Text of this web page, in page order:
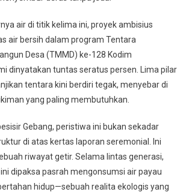
air di titik kelima ini, proyek ambisius
air bersih dalam program Tentara
Desa (TMMD) ke-128 Kodim
dinyatakan tuntas seratus persen. Lima pilar
tentara kini berdiri tegak, menyebar di
yang paling membutuhkan.
Gebang, peristiwa ini bukan sekadar
di atas kertas laporan seremonial. Ini
riwayat getir. Selama lintas generasi,
dipaksa pasrah mengonsumsi air payau
hidup—sebuah realita ekologis yang